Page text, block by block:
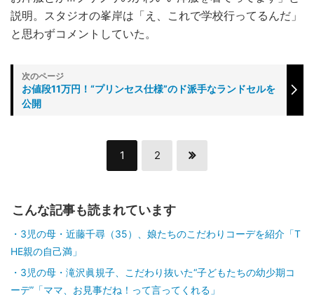
説明。スタジオの峯岸は「え、これで学校行ってるんだ」
と思わずコメントしていた。
お値段11万円！“プリンセス仕様”のド派手なランドセルを
公開
1 2
こんな記事も読まれています
3児の母・近藤千尋（35）、娘たちのこだわりコーデを紹介「T
HE親の自己満」
3児の母・滝沢眞規子、こだわり抜いた“子どもたちの幼少期コ
ーデ”「ママ、お見事だね！って言ってくれる」